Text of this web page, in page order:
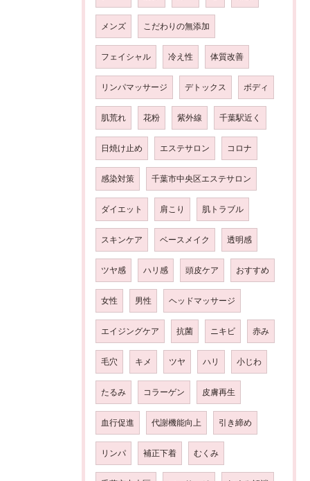
メンズ こだわりの無添加
フェイシャル 冷え性 体質改善
リンパマッサージ デトックス ボディ
肌荒れ 花粉 紫外線 千葉駅近く
日焼け止め エステサロン コロナ
感染対策 千葉市中央区エステサロン
ダイエット 肩こり 肌トラブル
スキンケア ベースメイク 透明感
ツヤ感 ハリ感 頭皮ケア おすすめ
女性 男性 ヘッドマッサージ
エイジングケア 抗菌 ニキビ 赤み
毛穴 キメ ツヤ ハリ 小じわ
たるみ コラーゲン 皮膚再生
血行促進 代謝機能向上 引き締め
リンパ 補正下着 むくみ